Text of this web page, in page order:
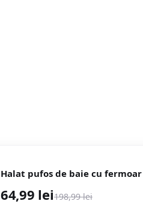
Halat pufos de baie cu fermoar
64,99 lei198,99 lei